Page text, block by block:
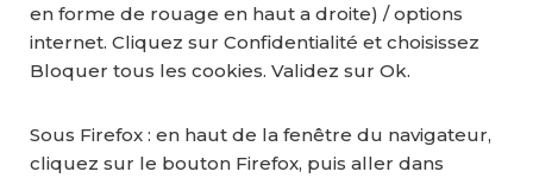
en forme de rouage en haut a droite) / options
internet. Cliquez sur Confidentialité et choisissez
Bloquer tous les cookies. Validez sur Ok.
Sous Firefox : en haut de la fenêtre du navigateur,
cliquez sur le bouton Firefox, puis aller dans